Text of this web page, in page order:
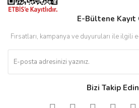
E-Bültene Kayıt
Fırsatları, kampanya ve duyuruları ile ilgili
Bizi Takip Edin